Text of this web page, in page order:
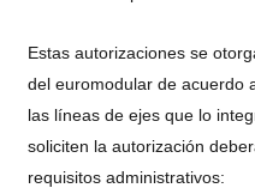
Estas autorizaciones se
del euromodular de acuerdo
las líneas de ejes que lo
soliciten la autorización
requisitos administrativos: